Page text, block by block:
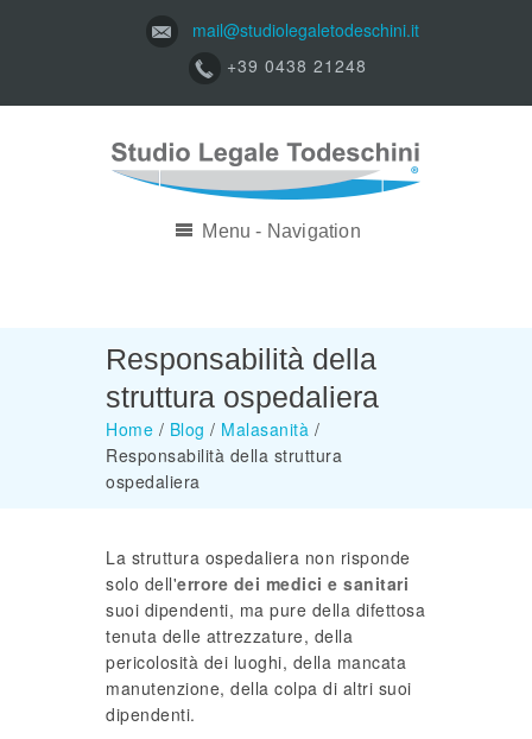
mail@studiolegaletodeschini.it
+39 0438 21248
Menu - Navigation
Responsabilità della
struttura ospedaliera
Home / Blog / Malasanità /
Responsabilità della struttura
ospedaliera
La struttura ospedaliera non risponde
solo dell'errore dei medici e sanitari
suoi dipendenti, ma pure della difettosa
tenuta delle attrezzature, della
pericolosità dei luoghi, della mancata
manutenzione, della colpa di altri suoi
dipendenti.